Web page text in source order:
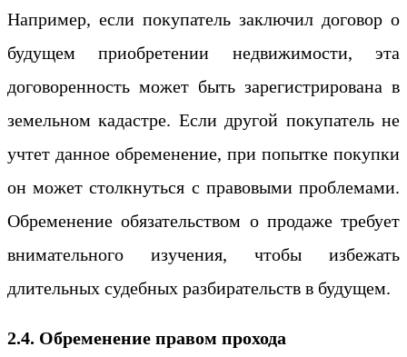
Например, если покупатель заключил договор о
будущем приобретении недвижимости, эта
договоренность может быть зарегистрирована в
земельном кадастре. Если другой покупатель не
учтет данное обременение, при попытке покупки
он может столкнуться с правовыми проблемами.
Обременение обязательством о продаже требует
внимательного изучения, чтобы избежать
длительных судебных разбирательств в будущем.
2.4. Обременение правом прохода